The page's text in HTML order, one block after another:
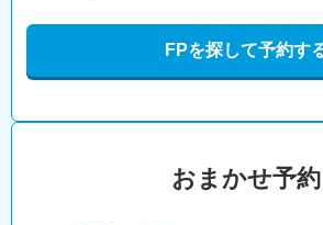
FPを探して予約す
おまかせ予約